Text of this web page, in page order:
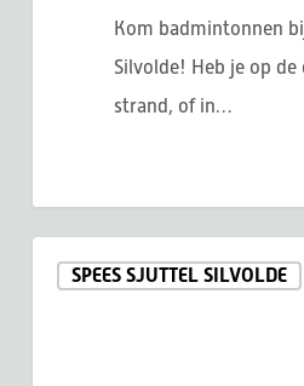
Kom badmintonnen
Silvolde! Heb je op
strand, of in…
vereniging
SPEES SJUTTEL SILVOLDE